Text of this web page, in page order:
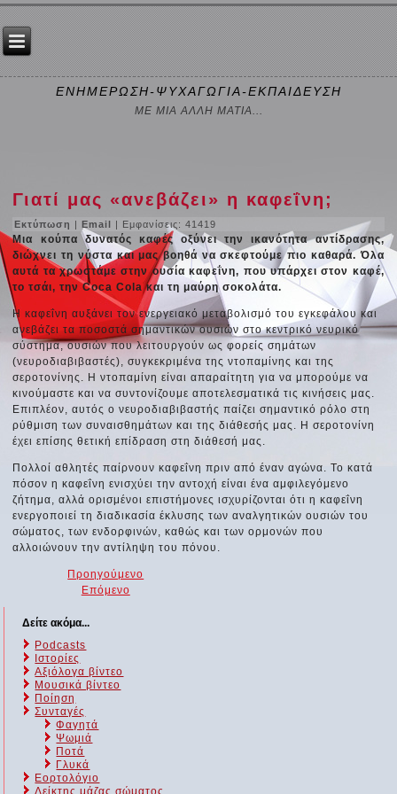
ΕΝΗΜΕΡΩΣΗ-ΨΥΧΑΓΩΓΙΑ-ΕΚΠΑΙΔΕΥΣΗ
ΜΕ ΜΙΑ ΑΛΛΗ ΜΑΤΙΑ...
Γιατί μας «ανεβάζει» η καφεΐνη;
Εκτύπωση |Email | Εμφανίσεις: 41419
Μια κούπα δυνατός καφές οξύνει την ικανότητα αντίδρασης,
διώχνει τη νύστα και μας βοηθά να σκεφτούμε πιο καθαρά. Όλα
αυτά τα χρωστάμε στην ουσία καφεΐνη, που υπάρχει στον καφέ,
το τσάι, την Coca Cola και τη μαύρη σοκολάτα.
Η καφεΐνη αυξάνει τον ενεργειακό μεταβολισμό του εγκεφάλου και
ανεβάζει τα ποσοστά σημαντικών ουσιών στο κεντρικό νευρικό
σύστημα, ουσιών που λειτουργούν ως φορείς σημάτων
(νευροδιαβιβαστές), συγκεκριμένα της ντοπαμίνης και της
σεροτονίνης. Η ντοπαμίνη είναι απαραίτητη για να μπορούμε να
κινούμαστε και να συντονίζουμε αποτελεσματικά τις κινήσεις μας.
Επιπλέον, αυτός ο νευροδιαβιβαστής παίζει σημαντικό ρόλο στη
ρύθμιση των συναισθημάτων και της διάθεσής μας. Η σεροτονίνη
έχει επίσης θετική επίδραση στη διάθεσή μας.
Πολλοί αθλητές παίρνουν καφεΐνη πριν από έναν αγώνα. Το κατά
πόσον η καφεΐνη ενισχύει την αντοχή είναι ένα αμφιλεγόμενο
ζήτημα, αλλά ορισμένοι επιστήμονες ισχυρίζονται ότι η καφεΐνη
ενεργοποιεί τη διαδικασία έκλυσης των αναλγητικών ουσιών του
σώματος, των ενδορφινών, καθώς και των ορμονών που
αλλοιώνουν την αντίληψη του πόνου.
Προηγούμενο
Επόμενο
Δείτε ακόμα...
Podcasts
Ιστορίες
Αξιόλογα βίντεο
Μουσικά βίντεο
Ποίηση
Συνταγές
Φαγητά
Ψωμιά
Ποτά
Γλυκά
Εορτολόγιο
Δείκτης μάζας σώματος